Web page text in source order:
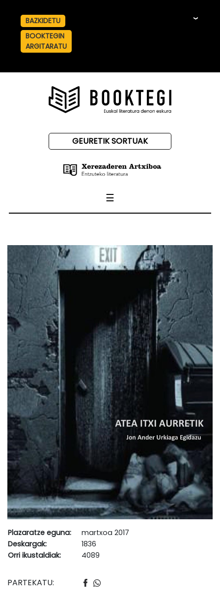
BAZKIDETU
BOOKTEGIN
ARGITARATU
GEURETIK SORTUAK
☰
Plazaratze eguna:
martxoa 2017
Deskargak:
1836
Orri ikustaldiak:
4089
PARTEKATU: